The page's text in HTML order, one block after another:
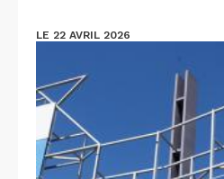
LE 22 AVRIL 2026